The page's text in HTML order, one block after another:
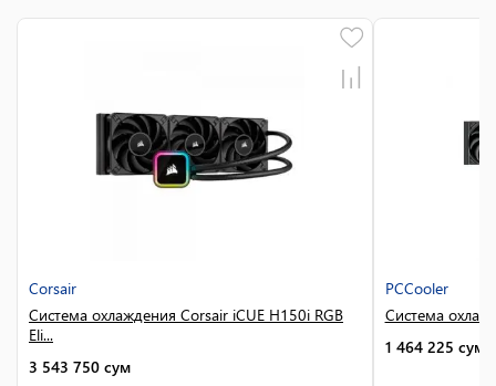
Corsair
Система охлаждения Corsair iCUE H150i RGB
Eli...
3 543 750 сум
PCCooler
Система
1 464 225 сум